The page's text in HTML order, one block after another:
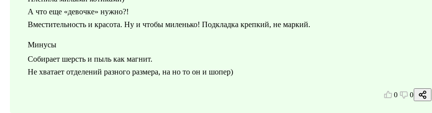
А что еще «девочке» нужно?!
Вместительность и красота. Ну и чтобы миленько! Подкладка крепкий, не маркий.
Минусы
Собирает шерсть и пыль как магнит.
Не хватает отделений разного размера, на но то он и шопер)
0 0